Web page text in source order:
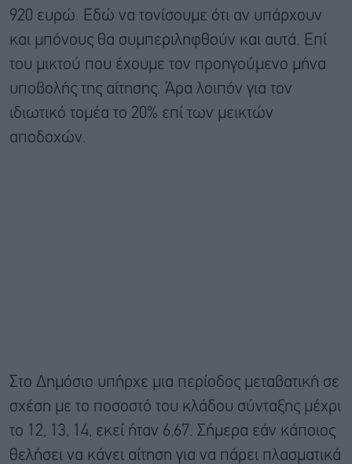
920 ευρώ. Εδώ να τονίσουμε ότι αν υπάρχουν
και μπόνους θα συμπεριληφθούν και αυτά. Επί
του μικτού που έχουμε τον προηγούμενο μήνα
υποβολής της αίτησης. Άρα λοιπόν για τον
ιδιωτικό τομέα το 20% επί των μεικτών
αποδοχών.
Στο Δημόσιο υπήρχε μια περίοδος μεταβατική σε
σχέση με το ποσοστό του κλάδου σύνταξης μέχρι
το 12, 13, 14, εκεί ήταν 6,67. Σήμερα εάν κάποιος
θελήσει να κάνει αίτηση για να πάρει πλασματικά